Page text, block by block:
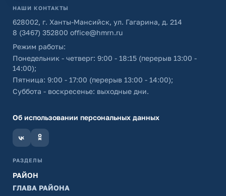
НАШИ КОНТАКТЫ
628002, г. Ханты-Мансийск, ул. Гагарина, д. 214
8 (3467) 352800 office@hmrn.ru
Режим работы:
Понедельник - четверг: 9:00 - 18:15 (перерыв 13:00 -
14:00);
Пятница: 9:00 - 17:00 (перерыв 13:00 - 14:00);
Суббота - воскресенье: выходные дни.
Об использовании персональных данных
РАЗДЕЛЫ
РАЙОН
ГЛАВА РАЙОНА